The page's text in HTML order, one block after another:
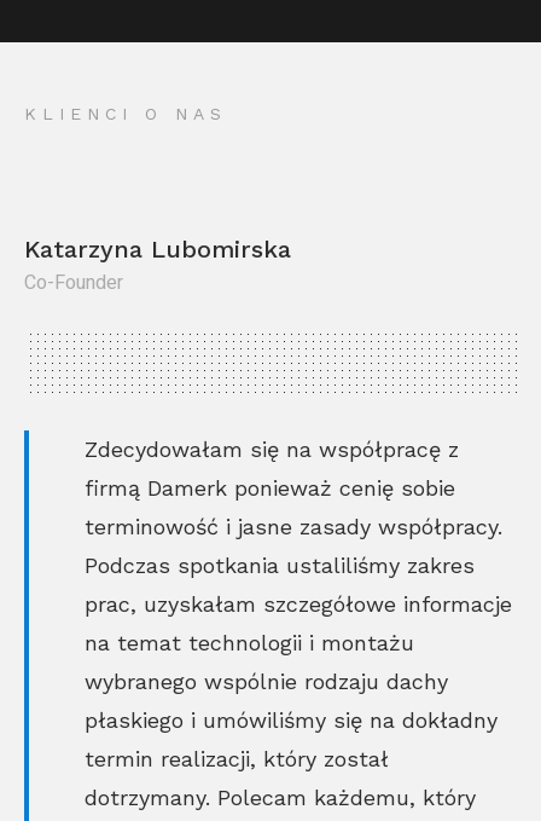
KLIENCI O NAS
Katarzyna Lubomirska
Co-Founder
Zdecydowałam się na współpracę z
firmą Damerk ponieważ cenię sobie
terminowość i jasne zasady współpracy.
Podczas spotkania ustaliliśmy zakres
prac, uzyskałam szczegółowe informacje
na temat technologii i montażu
wybranego wspólnie rodzaju dachy
płaskiego i umówiliśmy się na dokładny
termin realizacji, który został
dotrzymany. Polecam każdemu, który